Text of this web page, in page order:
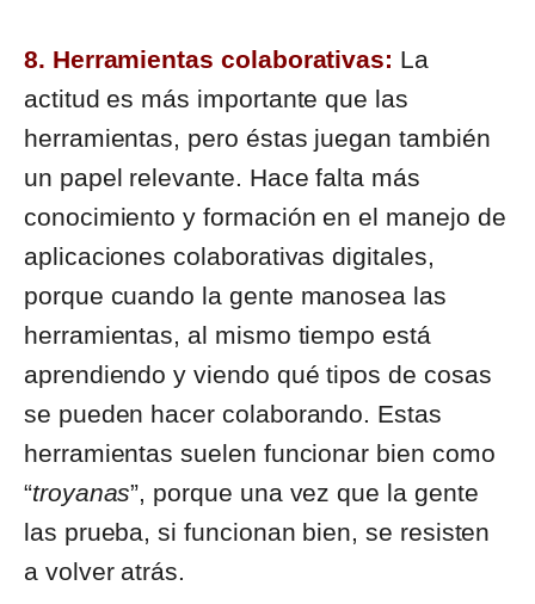
8. Herramientas colaborativas: La
actitud es más importante que las
herramientas, pero éstas juegan también
un papel relevante. Hace falta más
conocimiento y formación en el manejo de
aplicaciones colaborativas digitales,
porque cuando la gente manosea las
herramientas, al mismo tiempo está
aprendiendo y viendo qué tipos de cosas
se pueden hacer colaborando. Estas
herramientas suelen funcionar bien como
“troyanas”, porque una vez que la gente
las prueba, si funcionan bien, se resisten
a volver atrás.